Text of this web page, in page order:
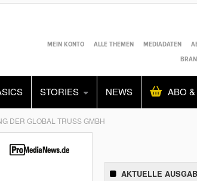
MEIN KONTO ALLE THEMEN MEDIADATEN
STORIES NEWS ABO
Alles
DER GLOBAL TRUSS GMBH
AKTUELLE